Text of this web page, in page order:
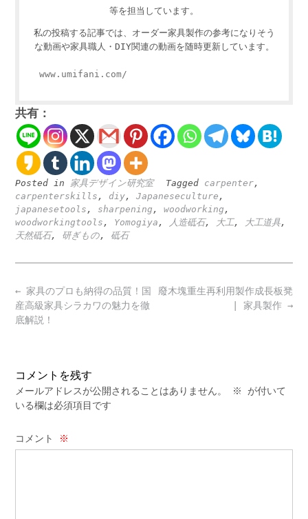
等を担当しています。
私の投稿する記事では、オーダー家具製作の参考になりそう
な動画や家具職人・DIY関連の動画を随時更新しています。
www.umifani.com/
共有：
Posted in 家具デザイン研究室 Tagged carpenter,
carpenterskills , diy, Japaneseculture ,
japanesetools , sharpening , woodworking ,
woodworkingtools , Yomogiya , 人造砥石, 大工, 大工道具,
天然砥石, 研ぎもの, 砥石
Post
navigation
廢木塊重生再利用製作成長板凳
| 家具製作 →
← 家具のプロも納得の品質！国
産高級家具シラカワの魅力を徹
底解説！
コメントを残す
メールアドレスが公開されることはありません。 ※
が付いて
いる欄は必須項目です
コメント ※